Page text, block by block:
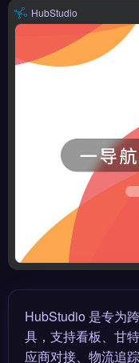
HubStudio
HubStudio 是专为
具，支持看板、甘
应商对接、物流追